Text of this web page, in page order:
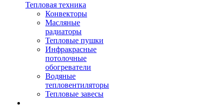
Тепловая техника
Конвекторы
Масляные
радиаторы
Тепловые пушки
Инфракрасные
потолочные
обогреватели
Водяные
тепловентиляторы
Тепловые завесы